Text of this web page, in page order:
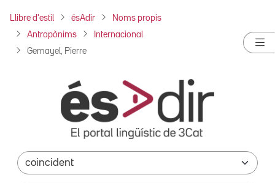
Llibre d'estil ésAdir Noms propis
Antropònims Internacional
Gemayel, Pierre